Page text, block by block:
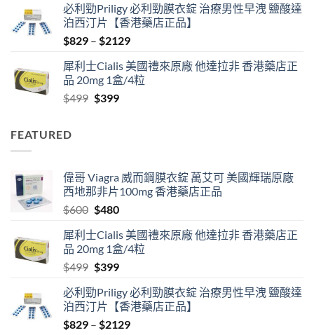
was:
$600.
is:
$480.
必利勁Priligy 必利勁膜衣錠 治療男性早洩 鹽酸達
泊西汀片【香港藥店正品】
$829 – $2129Price
$829
through
犀利士Cialis 美國禮來原廠 他達拉非 香港藥店正
品 20mg 1盒/4粒
$499 Original
$399Current
FEATURED
偉哥 Viagra 威而鋼膜衣錠 萬艾可 美國輝瑞原廠
西地那非片100mg 香港藥店正品
$600 Original
was:
$600.
$480Current
is:
$480.
犀利士Cialis 美國禮來原廠 他達拉非 香港藥店正
品 20mg 1盒/4粒
$499 Original
was:
$499.
$399Current
is:
$399.
必利勁Priligy 必利勁膜衣錠 治療男性早洩 鹽酸達
泊西汀片【香港藥店正品】
$829 – $2129Price